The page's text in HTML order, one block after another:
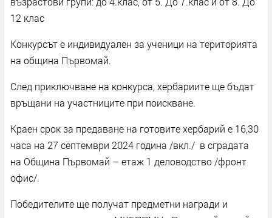
12 клас
Конкурсът е индивидуален за ученици на територията
на община Първомай.
След приключване на конкурса, хербариите ще бъдат
връщани на участниците при поискване.
Краен срок за предаване на готовите хербарий е 16,30
часа на 27 септември 2024 година /вкл./ в сградата
на Община Първомай – eтаж 1 деловодство /фронт
офис/.
Победителите ще получат предметни награди и